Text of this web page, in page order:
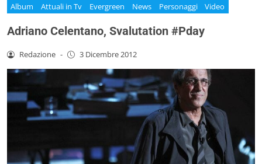
Album Attuali in Tv Evergreen News Personaggi Video
Adriano Celentano, Svalutation #Pday
Redazione - 3 Dicembre 2012